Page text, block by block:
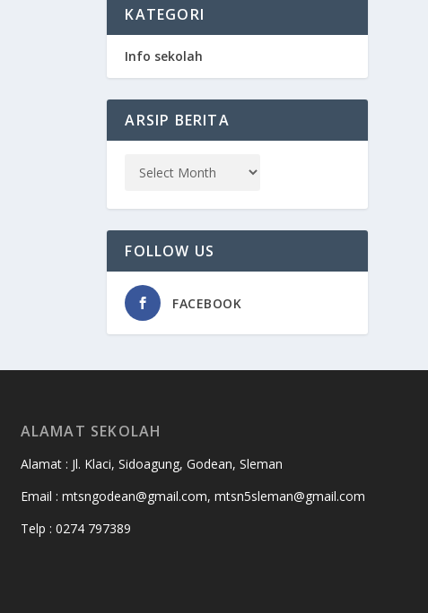
KATEGORI
Info sekolah
ARSIP BERITA
FOLLOW US
FACEBOOK
ALAMAT SEKOLAH
Alamat : Jl. Klaci, Sidoagung, Godean, Sleman
Email : mtsngodean@gmail.com, mtsn5sleman@gmail.com
Telp : 0274 797389